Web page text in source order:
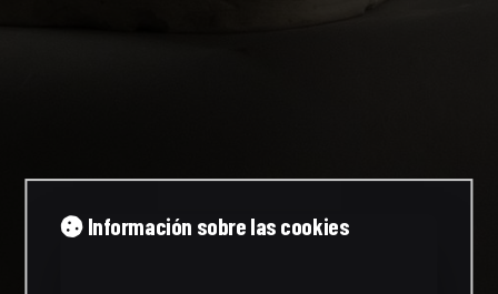
Información sobre las cookies